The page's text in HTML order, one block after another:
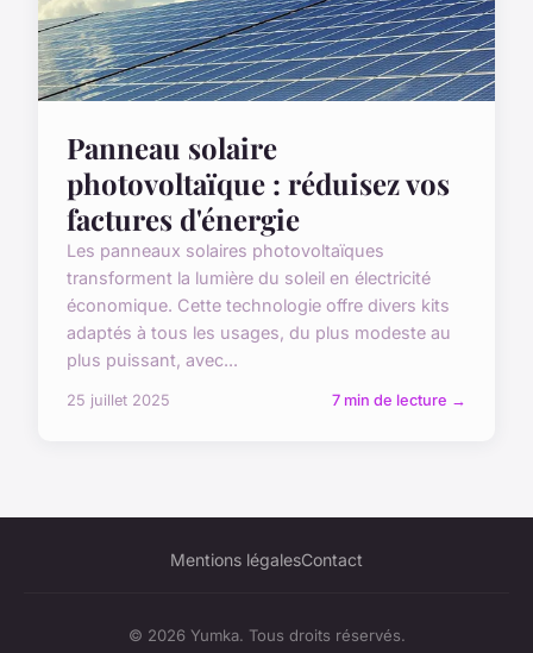
Panneau solaire
photovoltaïque : réduisez vos
factures d'énergie
Les panneaux solaires photovoltaïques
transforment la lumière du soleil en électricité
économique. Cette technologie offre divers kits
adaptés à tous les usages, du plus modeste au
plus puissant, avec...
25 juillet 2025 7 min de lecture →
Mentions légalesContact
© 2026 Yumka. Tous droits réservés.